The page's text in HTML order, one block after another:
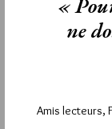
LEVALLOIS ANNICK
20 OCTOBRE 2019 À
Comment ne pas
JO GIMENEZ
ne
Amis lecteurs,